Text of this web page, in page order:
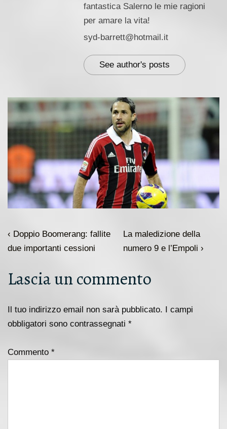
fantastica Salerno le mie ragioni
per amare la vita!
syd-barrett@hotmail.it
See author's posts
Navigazione
articoli
L'articolo
precedente
‹ Doppio Boomerang: fallite
due importanti cessioni
Il
prossimo
è
La maledizione della
numero 9 e l’Empoli ›
Lascia un commento
Il tuo indirizzo email non sarà pubblicato.
I campi
obbligatori sono contrassegnati *
Commento *